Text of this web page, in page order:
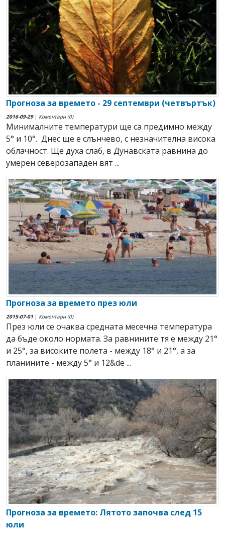
Прогноза за времето - 29 септември (четвъртък)
2016-09-29| Коментари (0)
Минималните температури ще са предимно между
5° и 10°. Днес ще е слънчево, с незначителна висока
облачност. Ще духа слаб, в Дунавската равнина до
умерен северозападен вят ...
Прогноза за времето през юли
2015-07-01 | Коментари (0)
През юли се очаква средната месечна температура
да бъде около нормата. За равнините тя е между 21°
и 25°, за високите полета - между 18° и 21°, а за
планините - между 5° и 12&de ...
Прогноза за времето: Лятото започва след 15
юли